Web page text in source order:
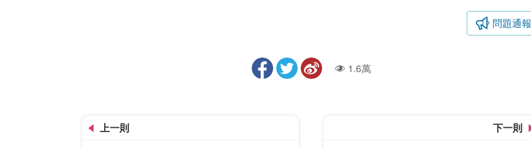
問題通報
人氣1.6萬
上一則 下一則